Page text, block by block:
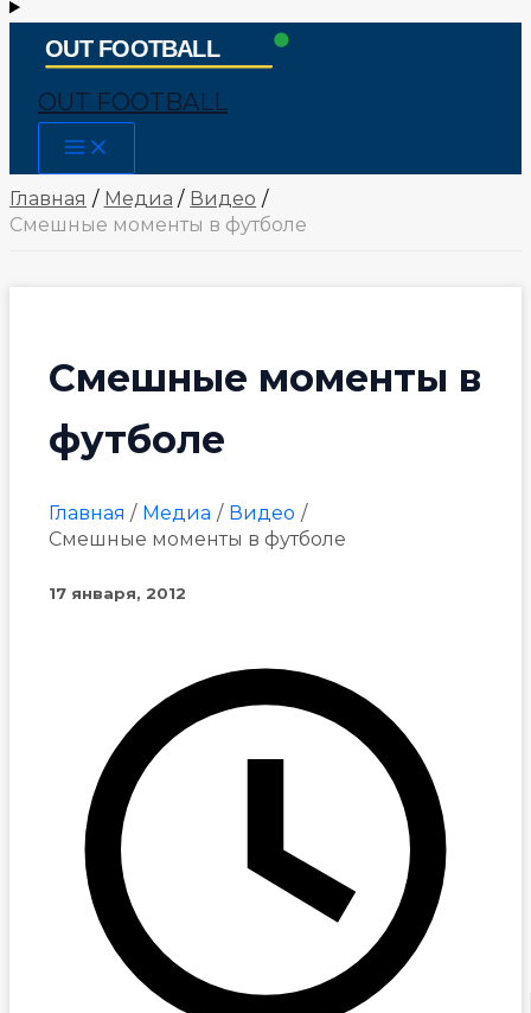
OUT FOOTBALL
Main
Menu
Главная
Медиа
Видео
Смешные моменты в футболе
Смешные моменты в
футболе
Главная Медиа
Видео
Смешные моменты в футболе
17 января, 2012